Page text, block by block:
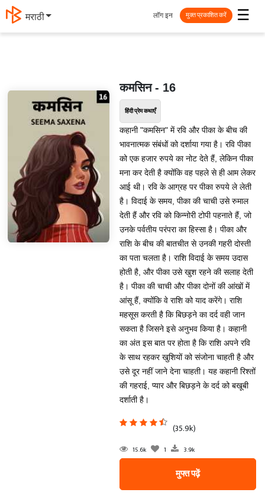
मराठी ☰
लॉग इन मुक्त प्रकाशित करें
कमसिन - 16
हिंदी प्रेम कथाएँ
कहानी "कमसिन" में रवि और पीका के बीच की
भावनात्मक संबंधों को दर्शाया गया है। रवि पीका
को एक हजार रुपये का नोट देते हैं, लेकिन पीका
मना कर देती है क्योंकि वह पहले से ही आम लेकर
आई थी। रवि के आग्रह पर पीका रुपये ले लेती
है। विदाई के समय, पीका की चाची उसे रुमाल
देती हैं और रवि को किन्नोरी टोपी पहनाते हैं, जो
उनके पर्वतीय परंपरा का हिस्सा है। पीका और
राशि के बीच की बातचीत से उनकी गहरी दोस्ती
का पता चलता है। राशि विदाई के समय उदास
होती है, और पीका उसे खुश रहने की सलाह देती
है। पीका की चाची और पीका दोनों की आंखों में
आंसू हैं, क्योंकि वे राशि को याद करेंगे। राशि
महसूस करती है कि बिछड़ने का दर्द वही जान
सकता है जिसने इसे अनुभव किया है। कहानी
का अंत इस बात पर होता है कि राशि अपने रवि
के साथ रहकर खुशियों को संजोना चाहती है और
उसे दूर नहीं जाने देना चाहती। यह कहानी रिश्तों
की गहराई, प्यार और बिछड़ने के दर्द को बखूबी
दर्शाती है।
(35.9k)
15.6k 1 3.9k
मुफ्त पढ़ें